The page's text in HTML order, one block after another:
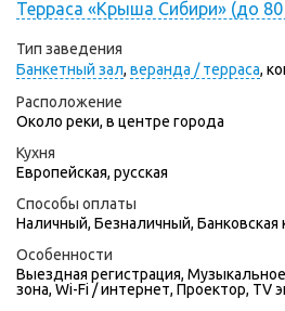
Терраса «Крыша Сибири» (до 80
Тип заведения
Банкетный зал, веранда / терраса,
Расположение
Около реки, в центре города
Кухня
Европейская, русская
Способы оплаты
Наличный, Безналичный, Банковская
Особенности
Выездная регистрация,
зона, Wi-Fi / интернет, Проектор, TV